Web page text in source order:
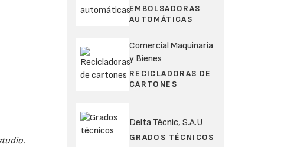
EMBOLSADORAS
AUTOMÁTICAS
Comercial Maquinaria
y Bienes
RECICLADORAS DE
CARTONES
Delta Tècnic, S.A.U
GRADOS TÉCNICOS